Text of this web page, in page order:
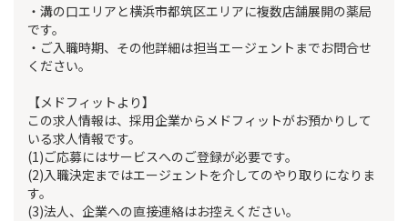
・溝の口エリアと横浜市都筑区エリアに複数店舗展開の薬局
です。
・ご入職時期、その他詳細は担当エージェントまでお問合せ
ください。
【メドフィットより】
この求人情報は、採用企業からメドフィットがお預かりして
いる求人情報です。
(1)ご応募にはサービスへのご登録が必要です。
(2)入職決定まではエージェントを介してのやり取りになりま
す。
(3)法人、企業への直接連絡はお控えください。